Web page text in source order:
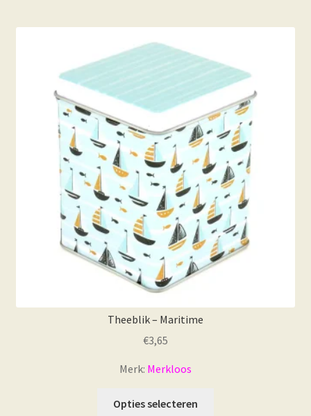
Theeblik – Maritime
€3,65
Merk: Merkloos
Opties selecteren